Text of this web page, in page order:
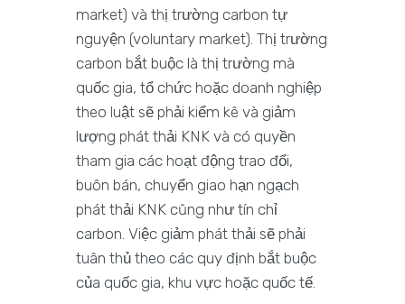
market) và thị trường carbon tự
nguyện (voluntary market). Thị trường
carbon bắt buộc là thị trường mà
quốc gia, tổ chức hoặc doanh nghiệp
theo luật sẽ phải kiểm kê và giảm
lượng phát thải KNK và có quyền
tham gia các hoạt động trao đổi,
buôn bán, chuyển giao hạn ngạch
phát thải KNK cũng như tín chỉ
carbon. Việc giảm phát thải sẽ phải
tuân thủ theo các quy định bắt buộc
của quốc gia, khu vực hoặc quốc tế.